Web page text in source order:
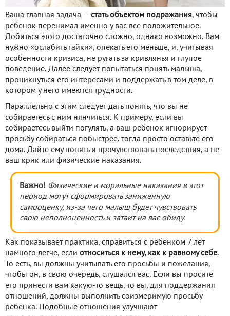
Ваша главная задача — стать объектом подражания, чтобы
ребенок перенимал именно у вас все положительное.
Добиться этого достаточно сложно, однако возможно. Вам
нужно «ослабить гайки», опекать его меньше, и, учитывая
особенности кризиса, не ругать за кривлянья и глупое
поведение. Далее следует попытаться понять малыша,
проникнуться его интересами и поддержать в том деле, в
котором у него имеются трудности.
Параллельно с этим следует дать понять, что вы не
собираетесь с ним нянчиться. К примеру, если вы
собираетесь выйти погулять, а ваш ребенок игнорирует
просьбу собираться побыстрее, тогда просто оставьте его
дома. Дайте ему понять и прочувствовать последствия, а не
ваш крик или физические наказания.
Важно! Физические и моральные наказания в этот
период могут сформировать заниженную
самооценку, из-за чего малыш будет чувствовать
свою неполноценность и затаит на вас обиду.
Как показывает практика, справиться с ребенком 7 лет
намного легче, если относиться к нему, как к равному себе.
То есть, вы должны учитывать его просьбы и пожелания,
чтобы он, в свою очередь, слушался вас. Если вы просите
его принести вам какую-то вещь, то вы, для поддержания
отношений, должны выполнить соизмеримую просьбу
ребенка. Подобные отношения улучшают